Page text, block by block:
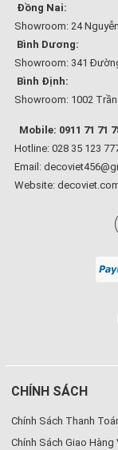
Đồng Nai:
Showroom: 24
Bình Dương:
Showroom: 341
Bình Định:
Showroom: 1002
Mobile: 0911 71 71
Hotline: 028 35 123
Email:
Website:
CHÍNH SÁCH
Chính Sách Thanh
Chính Sách Giao Hàng